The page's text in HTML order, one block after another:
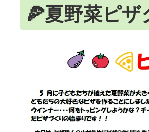
🍕夏野菜ピ